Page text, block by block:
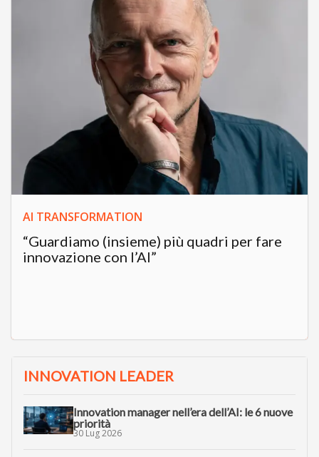
AI TRANSFORMATION
“Guardiamo (insieme) più quadri per fare
innovazione con l’AI”
INNOVATION LEADER
Innovation manager nell’era dell’AI: le 6 nuove
priorità
30 Lug 2026